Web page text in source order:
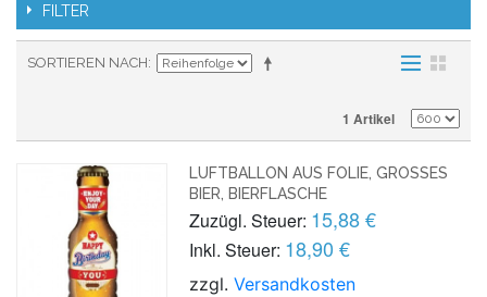
FILTER
SORTIEREN NACH
1 Artikel
LUFTBALLON AUS FOLIE, GROSSES B
IER, BIERFLASCHE
Zuzügl. Steuer: 15,88 €
Inkl. Steuer: 18,90 €
zzgl.Versandkosten